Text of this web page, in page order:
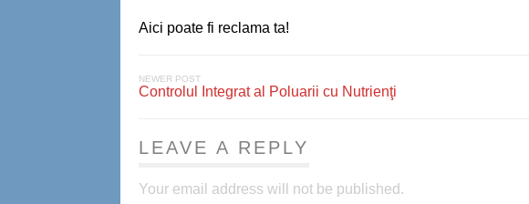
Aici poate fi reclama ta!
NEWER POST
Controlul Integrat al Poluarii cu Nutrienţi
LEAVE A REPLY
Your email address will not be published.